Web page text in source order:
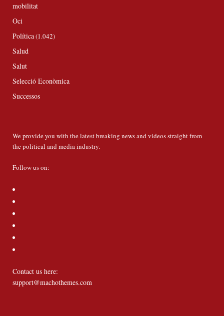
mobilitat
Oci
Política(1.042)
Salud
Salut
Selecció Econòmica
Successos
We provide you with the latest breaking news and videos straight from
the political and media industry.
Follow us on:
Contact us here:
support@machothemes.com